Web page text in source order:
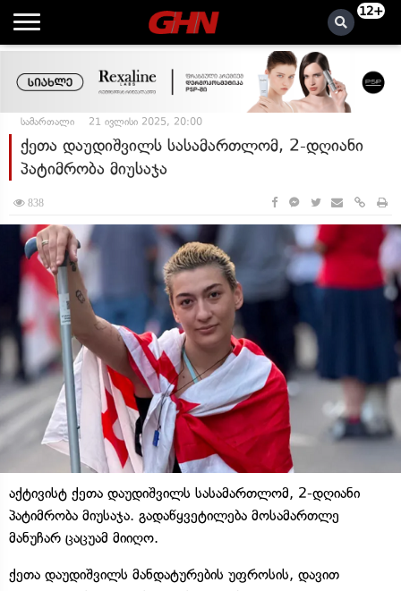
12+
სამართალი 21 ივლისი 2025, 20:00
ქეთა დაუდიშვილს სასამართლომ, 2-დღიანი
პატიმრობა მიუსაჯა
838
აქტივისტ ქეთა დაუდიშვილს სასამართლომ, 2-დღიანი
პატიმრობა მიუსაჯა. გადაწყვეტილება მოსამართლე
მანუჩარ ცაცუამ მიიღო.
ქეთა დაუდიშვილს მანდატურების უფროსის, დავით